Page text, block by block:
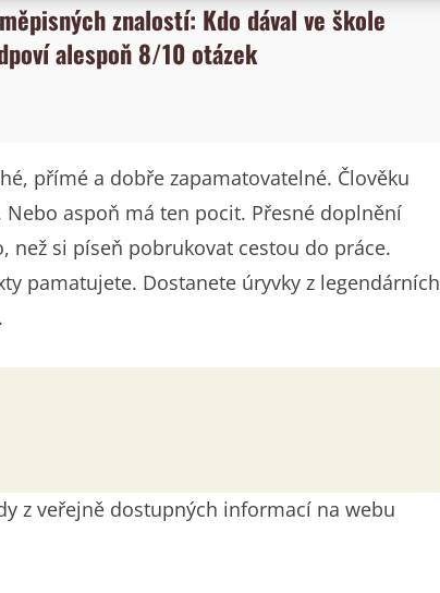
předcházení a zjišťování podvodů a
chyb, Poskytování a zobrazování reklamy a
znalostí: Kdo dával ve škole
alespoň 8/10 otázek
přímé a dobře zapamatovatelné. Člověku
aspoň má ten pocit. Přesné doplnění
než si píseň pobrukovat cestou do práce.
pamatujete. Dostanete úryvky z legendárních
z veřejně dostupných informací na webu